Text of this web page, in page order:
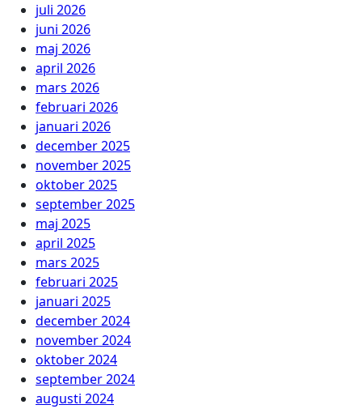
juli 2026
juni 2026
maj 2026
april 2026
mars 2026
februari 2026
januari 2026
december 2025
november 2025
oktober 2025
september 2025
maj 2025
april 2025
mars 2025
februari 2025
januari 2025
december 2024
november 2024
oktober 2024
september 2024
augusti 2024